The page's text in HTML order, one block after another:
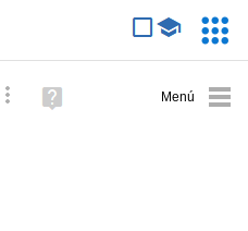
Búsqueda avanzada
Ayuda
(en